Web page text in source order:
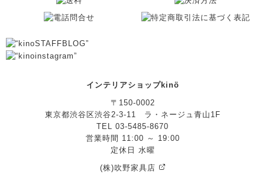
インテリアショップkinö
〒150-0002
東京都渋谷区渋谷2-3-11 ラ・ネージュ青山1F
TEL 03-5485-8670
営業時間 11:00 ～ 19:00
定休日 水曜
(株)吹野家具店